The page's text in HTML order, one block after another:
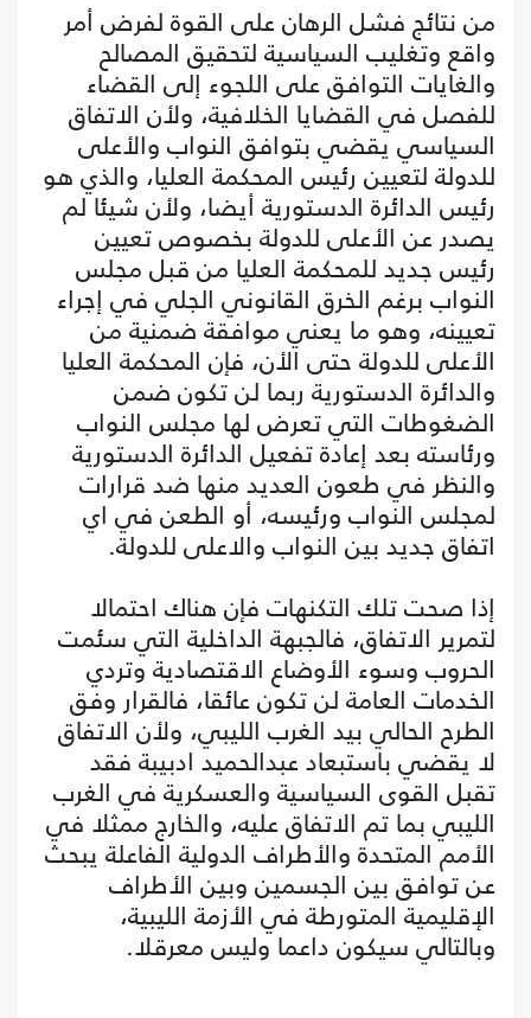
من نتائج فشل الرهان على القوة لفرض أمر
واقع وتغليب السياسية لتحقيق المصالح
والغايات التوافق على اللجوء إلى القضاء
للفصل في القضايا الخلافية، ولأن الاتفاق
السياسي يقضي بتوافق النواب والأعلى
للدولة لتعيين رئيس المحكمة العليا، والذي هو
رئيس الدائرة الدستورية أيضا، ولأن شيئا لم
يصدر عن الأعلى للدولة بخصوص تعيين
رئيس جديد للمحكمة العليا من قبل مجلس
النواب برغم الخرق القانوني الجلي في إجراء
تعيينه، وهو ما يعني موافقة ضمنية من
الأعلى للدولة حتى الأن، فإن المحكمة العليا
والدائرة الدستورية ربما لن تكون ضمن
الضغوطات التي تعرض لها مجلس النواب
ورئاسته بعد إعادة تفعيل الدائرة الدستورية
والنظر في طعون العديد منها ضد قرارات
لمجلس النواب ورئيسه، أو الطعن في اي
اتفاق جديد بين النواب والاعلى للدولة.
إذا صحت تلك التكنهات فإن هناك احتمالا
لتمرير الاتفاق، فالجبهة الداخلية التي سئمت
الحروب وسوء الأوضاع الاقتصادية وتردي
الخدمات العامة لن تكون عائقا، فالقرار وفق
الطرح الحالي بيد الغرب الليبي، ولأن الاتفاق
لا يقضي باستبعاد عبدالحميد ادبيبة فقد
تقبل القوى السياسية والعسكرية في الغرب
الليبي بما تم الاتفاق عليه، والخارج ممثلا في
الأمم المتحدة والأطراف الدولية الفاعلة يبحث
عن توافق بين الجسمين وبين الأطراف
الإقليمية المتورطة في الأزمة الليبية،
وبالتالي سيكون داعما وليس معرقلا.